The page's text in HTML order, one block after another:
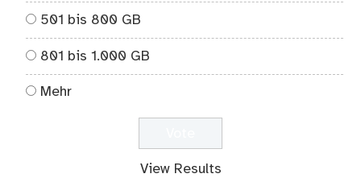
501 bis 800 GB
801 bis 1.000 GB
Mehr
View Results